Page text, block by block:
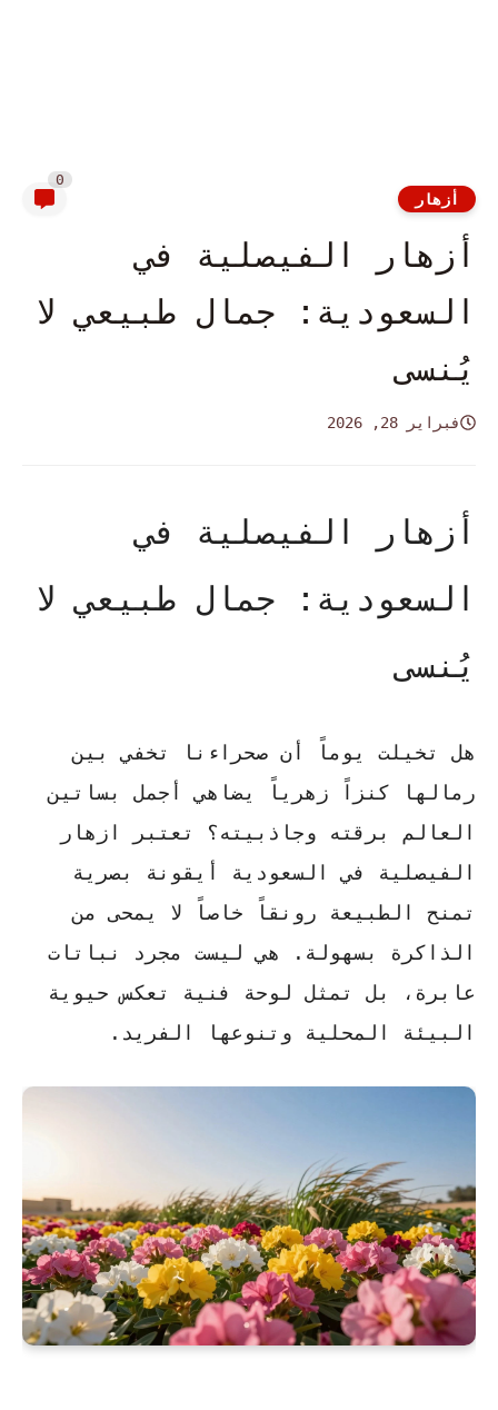
أزهار
0
أزهار الفيصلية في
السعودية: جمال طبيعي لا
يُنسى
فبراير 28, 2026
أزهار الفيصلية في
السعودية: جمال طبيعي لا
يُنسى
هل تخيلت يوماً أن صحراءنا تخفي بين
رمالها كنزاً زهرياً يضاهي أجمل بساتين
العالم برقته وجاذبيته؟ تعتبر
ازهار
الفيصلية في السعودية أيقونة بصرية
تمنح الطبيعة رونقاً خاصاً لا يمحى من
الذاكرة بسهولة. هي ليست مجرد نباتات
عابرة، بل تمثل لوحة فنية تعكس حيوية
البيئة المحلية وتنوعها الفريد.